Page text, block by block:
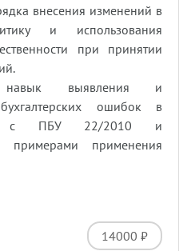
внесения изменений в
и использования
при принятии
навык выявления и
ошибок в
с ПБУ 22/2010 и
примерами применения
14000 ₽